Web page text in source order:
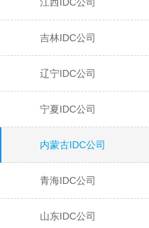
吉林IDC公司
辽宁IDC公司
宁夏IDC公司
内蒙古IDC公司
青海IDC公司
山东IDC公司